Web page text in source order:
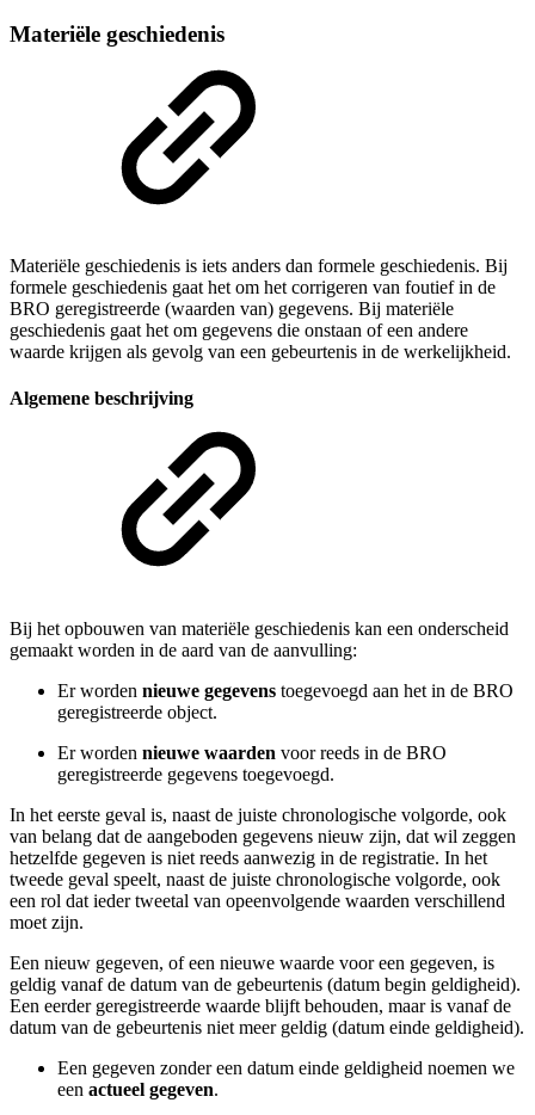
Materiële geschiedenis
Materiële geschiedenis is iets anders dan formele geschiedenis. Bij
formele geschiedenis gaat het om het corrigeren van foutief in de
BRO geregistreerde (waarden van) gegevens. Bij materiële
geschiedenis gaat het om gegevens die onstaan of een andere
waarde krijgen als gevolg van een gebeurtenis in de werkelijkheid.
Algemene beschrijving
Bij het opbouwen van materiële geschiedenis kan een onderscheid
gemaakt worden in de aard van de aanvulling:
Er worden nieuwe gegevens toegevoegd aan het in de BRO
geregistreerde object.
Er worden nieuwe waarden voor reeds in de BRO
geregistreerde gegevens toegevoegd.
In het eerste geval is, naast de juiste chronologische volgorde, ook
van belang dat de aangeboden gegevens nieuw zijn, dat wil zeggen
hetzelfde gegeven is niet reeds aanwezig in de registratie. In het
tweede geval speelt, naast de juiste chronologische volgorde, ook
een rol dat ieder tweetal van opeenvolgende waarden verschillend
moet zijn.
Een nieuw gegeven, of een nieuwe waarde voor een gegeven, is
geldig vanaf de datum van de gebeurtenis (datum begin geldigheid).
Een eerder geregistreerde waarde blijft behouden, maar is vanaf de
datum van de gebeurtenis niet meer geldig (datum einde geldigheid).
Een gegeven zonder een datum einde geldigheid noemen we
een actueel gegeven.